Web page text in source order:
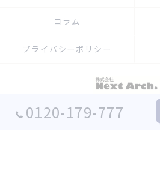
0120-179-777
コラム
プライバシーポリシー
© 2026 埼玉の外壁塗装なら株式会社Next